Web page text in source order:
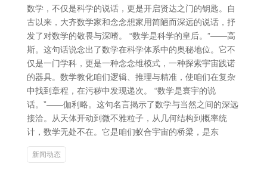
数学，不仅是科学的说话，更是开启贤达之门的钥匙。自
古以来，大齐数学家和念念想家用简陋而深远的说话，抒
发了对数学的敬畏与深嗜。 “数学是科学的皇后。”——高
斯。这句话说念出了数学在科学体系中的奥秘地位。它不
仅是一门学科，更是一种念念维模式，一种探索宇宙践诺
的器具。数学教化咱们逻辑、推理与精准，使咱们在复杂
中找到章程，在污秽中发现递次。 “数学是寰宇的说
话。”——伽利略。这句名言揭示了数学与当然之间的深远
接洽。从天体开动到微不雅粒子，从几何结构到概率统
计，数学无处不在。它是咱们蚁合宇宙的桥梁，是东
新闻动态